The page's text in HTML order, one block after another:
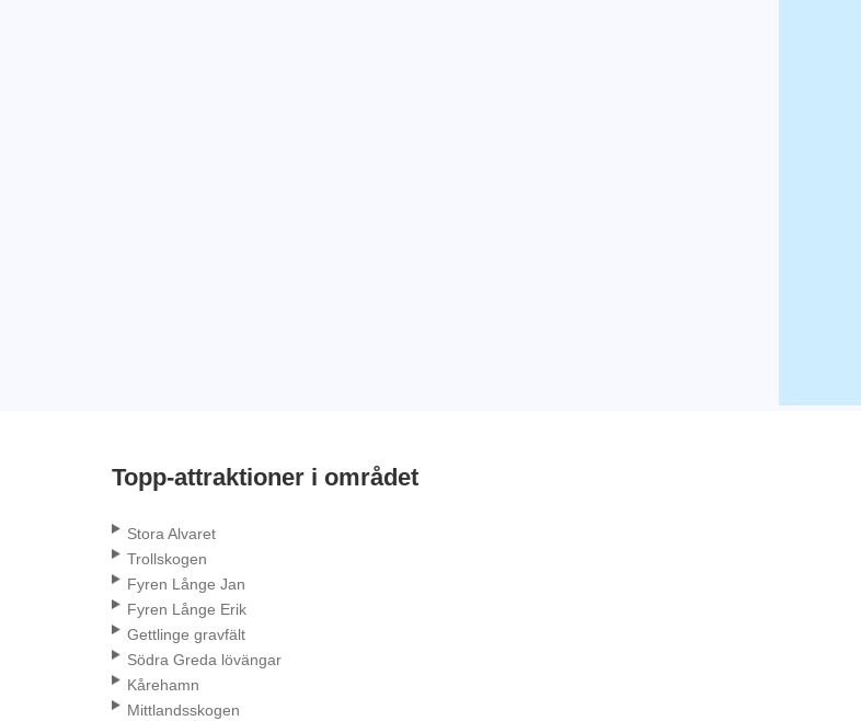
Topp-attraktioner i området
Stora Alvaret
Trollskogen
Fyren Långe Jan
Fyren Långe Erik
Gettlinge gravfält
Södra Greda lövängar
Kårehamn
Mittlandsskogen